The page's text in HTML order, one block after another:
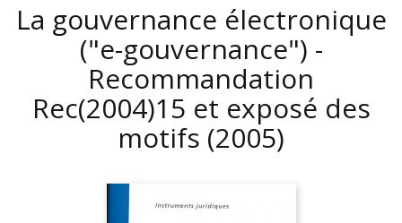
La gouvernance électronique
("e-gouvernance") -
Recommandation
Rec(2004)15 et exposé des
motifs (2005)